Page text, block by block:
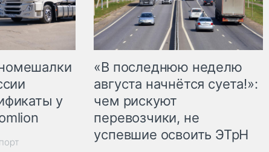
у
«В последнюю неделю
августа начнётся суета!»:
чем рискуют
перевозчики, не
успевшие освоить ЭТрН